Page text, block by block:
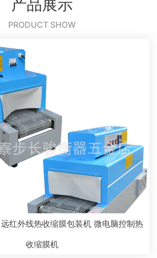
产品展示
PRODUCT SHOW
红外线热收缩膜包装机 微电脑控制热
收缩膜机